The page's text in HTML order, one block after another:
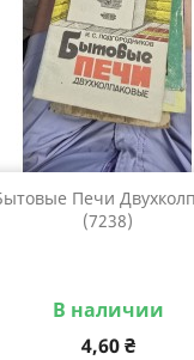
Печи
(7238)
В наличии
Цена
4,60 ₴